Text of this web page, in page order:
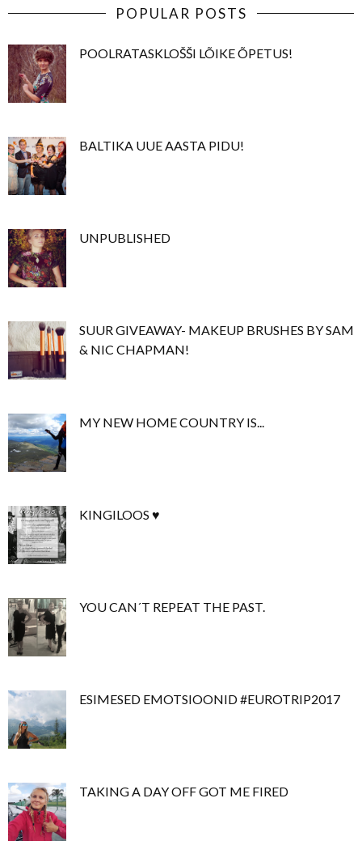
POPULAR POSTS
POOLRATASKLOŠŠI LÕIKE ÕPETUS!
BALTIKA UUE AASTA PIDU!
UNPUBLISHED
SUUR GIVEAWAY- MAKEUP BRUSHES BY SAM
& NIC CHAPMAN!
MY NEW HOME COUNTRY IS...
KINGILOOS ♥
YOU CAN´T REPEAT THE PAST.
ESIMESED EMOTSIOONID #EUROTRIP2017
TAKING A DAY OFF GOT ME FIRED